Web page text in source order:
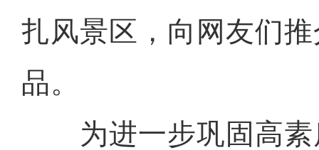
扎风景区，向网友们
品。
为进一步巩固高素